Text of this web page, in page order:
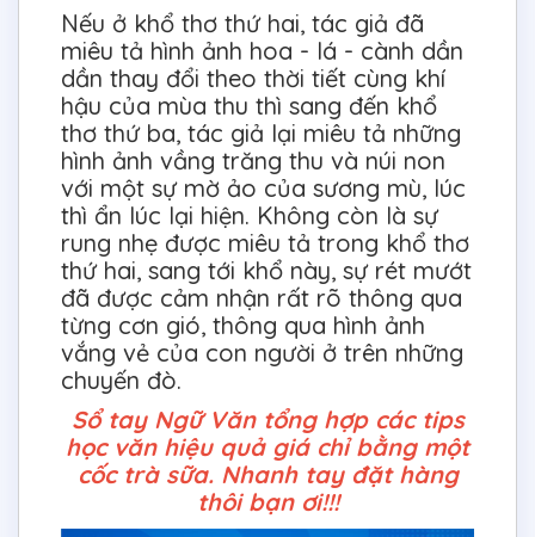
Nếu ở khổ thơ thứ hai, tác giả đã
miêu tả hình ảnh hoa - lá - cành dần
dần thay đổi theo thời tiết cùng khí
hậu của mùa thu thì sang đến khổ
thơ thứ ba, tác giả lại miêu tả những
hình ảnh vầng trăng thu và núi non
với một sự mờ ảo của sương mù, lúc
thì ẩn lúc lại hiện. Không còn là sự
rung nhẹ được miêu tả trong khổ thơ
thứ hai, sang tới khổ này, sự rét mướt
đã được cảm nhận rất rõ thông qua
từng cơn gió, thông qua hình ảnh
vắng vẻ của con người ở trên những
chuyến đò.
Sổ tay Ngữ Văn tổng hợp các tips
học văn hiệu quả giá chỉ bằng một
cốc trà sữa. Nhanh tay đặt hàng
thôi bạn ơi!!!